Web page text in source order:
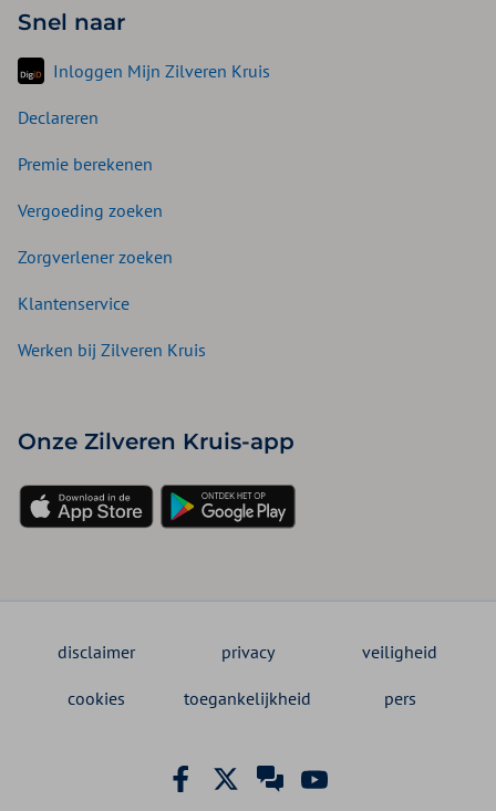
Snel naar
Inloggen Mijn Zilveren Kruis
Declareren
Premie berekenen
Vergoeding zoeken
Zorgverlener zoeken
Klantenservice
Werken bij Zilveren Kruis
Onze Zilveren Kruis-app
disclaimer privacy veiligheid
cookies toegankelijkheid pers